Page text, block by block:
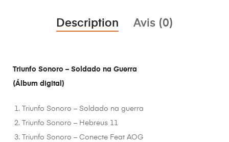
Description Avis (0)
Triunfo Sonoro – Soldado na Guerra
(Álbum digital)
Triunfo Sonoro – Soldado na guerra
Triunfo Sonoro – Hebreus 11
Triunfo Sonoro – Conecte Feat AOG